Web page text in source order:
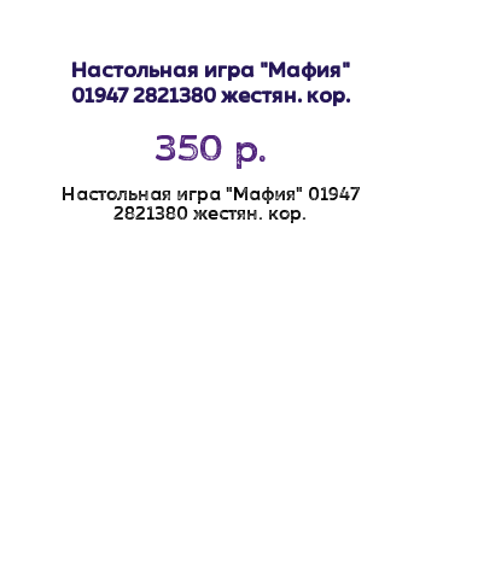
Настольная игра "Мафия"
01947 2821380 жестян. кор.
350 р.
Настольная игра "Мафия" 01947
2821380 жестян. кор.